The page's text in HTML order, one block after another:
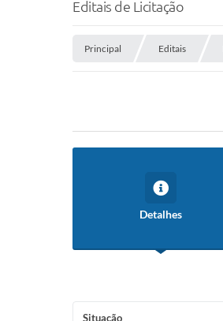
Editais de Licitação
Principal Editais
Detalhes
Situação